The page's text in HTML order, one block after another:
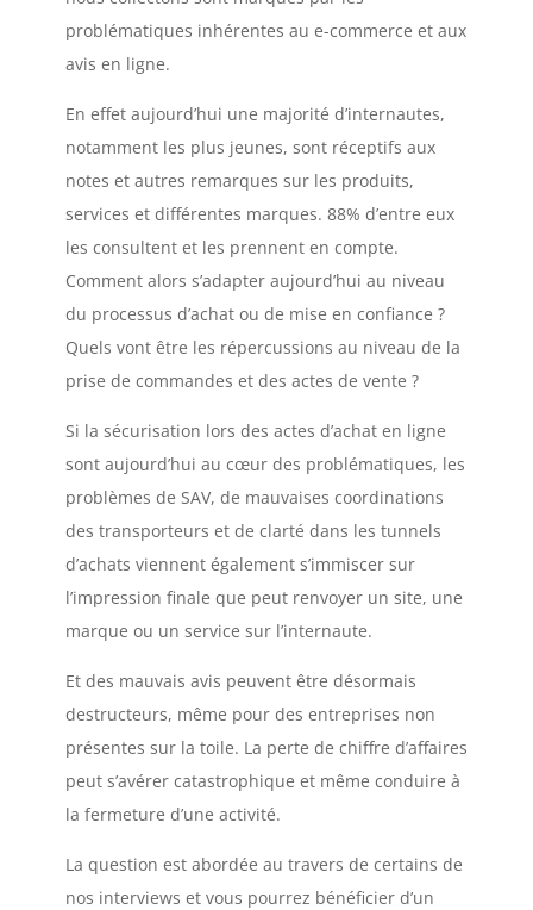
problématiques inhérentes au e-commerce et aux
avis en ligne.
En effet aujourd’hui une majorité d’internautes,
notamment les plus jeunes, sont réceptifs aux
notes et autres remarques sur les produits,
services et différentes marques. 88% d’entre eux
les consultent et les prennent en compte.
Comment alors s’adapter aujourd’hui au niveau
du processus d’achat ou de mise en confiance ?
Quels vont être les répercussions au niveau de la
prise de commandes et des actes de vente ?
Si la sécurisation lors des actes d’achat en ligne
sont aujourd’hui au cœur des problématiques, les
problèmes de SAV, de mauvaises coordinations
des transporteurs et de clarté dans les tunnels
d’achats viennent également s’immiscer sur
l’impression finale que peut renvoyer un site, une
marque ou un service sur l’internaute.
Et des mauvais avis peuvent être désormais
destructeurs, même pour des entreprises non
présentes sur la toile. La perte de chiffre d’affaires
peut s’avérer catastrophique et même conduire à
la fermeture d’une activité.
La question est abordée au travers de certains de
nos interviews et vous pourrez bénéficier d’un